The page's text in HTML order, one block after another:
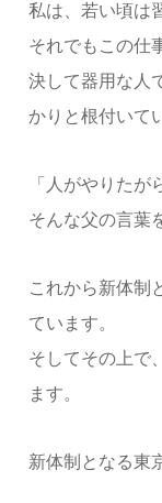
私は、若い頃は
それでもこの仕
決して器用な人
かりと根付いて
「人がやりたが
そんな父の言葉
これから新体制
ています。
そしてその上で
ます。
新体制となる東